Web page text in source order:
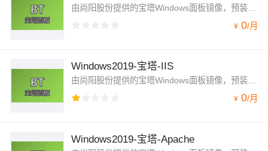
由尚阳股份提供的宝塔Windows面板镜像，预装了BT7.0，nginx等其他组件，可在云服务器上一键部署。宝塔BT面板是非常优秀的PHP集成环境管理工具，可以让用户轻松选择Apache/Nginx，MySQL，PHP等不同版本安装与切换
¥ 0/月
Windows2019-宝塔-IIS
由尚阳股份提供的宝塔Windows面板镜像，预装了BT7.0，nginx等其他组件，可在云服务器上一键部署。宝塔BT面板是非常优秀的PHP集成环境管理工具，可以让用户轻松选择Apache/Nginx，MySQL，PHP等不同版本安装与切换
¥ 0/月
Windows2019-宝塔-Apache